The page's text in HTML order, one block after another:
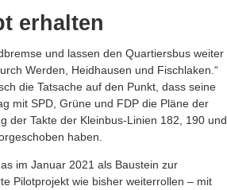
erhalten
und lassen den Quartiersbus weiter
Werden, Heidhausen und Fischlaken.“
die Tatsache auf den Punkt, dass seine
mit SPD, Grüne und FDP die Pläne der
der Takte der Kleinbus-Linien 182, 190 und
haben.
im Januar 2021 als Baustein zur
Pilotprojekt wie bisher weiterrollen – mit